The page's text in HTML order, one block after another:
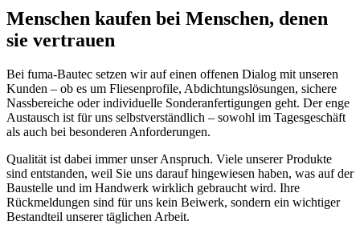
Menschen kaufen bei Menschen, denen
sie vertrauen
Bei fuma-Bautec setzen wir auf einen offenen Dialog mit unseren
Kunden – ob es um Fliesenprofile, Abdichtungslösungen, sichere
Nassbereiche oder individuelle Sonderanfertigungen geht. Der enge
Austausch ist für uns selbstverständlich – sowohl im Tagesgeschäft
als auch bei besonderen Anforderungen.
Qualität ist dabei immer unser Anspruch. Viele unserer Produkte
sind entstanden, weil Sie uns darauf hingewiesen haben, was auf der
Baustelle und im Handwerk wirklich gebraucht wird. Ihre
Rückmeldungen sind für uns kein Beiwerk, sondern ein wichtiger
Bestandteil unserer täglichen Arbeit.